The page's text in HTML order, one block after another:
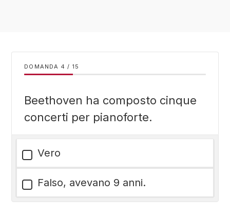
DOMANDA / 15
Beethoven ha composto cinque
concerti per pianoforte.
Vero
Falso, avevano 9 anni.